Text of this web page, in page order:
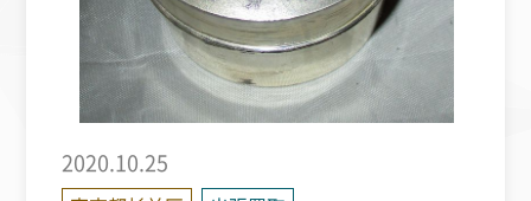
2020.10.25